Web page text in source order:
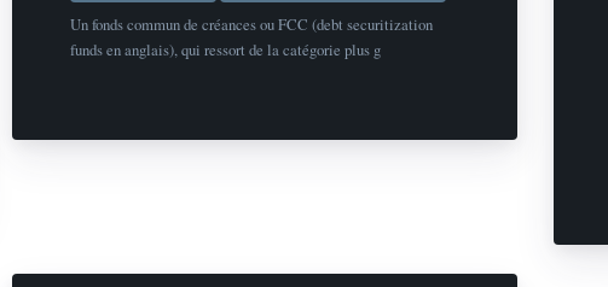
Un fonds commun de créances ou FCC (debt securitization
funds en anglais), qui ressort de la catégorie plus g